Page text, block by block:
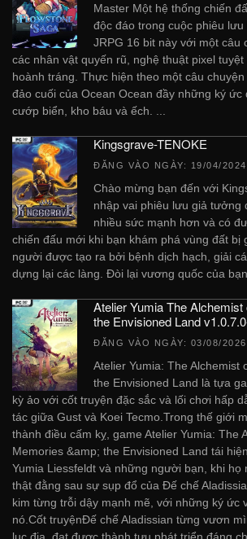
Master Một hệ thống chiến
độc đáo trong cuộc phiêu
JRPG 16 bit này với một câu
các nhân vật quyến rũ, nghệ thuật pixel
hoành tráng. Thực hiện theo một câu
đảo cuối của Ocean Ocean đầy những ký ức
cướp biển, kho báu và ếch. ...
Kingsgrave-TENOKE
ĐĂNG VÀO NGÀY: 19/04/2024
Chào mừng bạn đến với
nhập vai phiêu lưu giả tưởng
nhiều sức mạnh hơn và có
chiến đấu mới khi bạn khám phá vùng đất bị
người được tạo ra bởi bệnh dịch hạch, giải
dựng lại các làng. Đòi lại vương quốc của bạn!
Atelier Yumia The
the Envisioned Land
ĐĂNG VÀO NGÀY: 03/08/2026
Atelier Yumia: The Alchemist
the Envisioned Land là tựa
kỳ ảo với cốt truyện đặc sắc và lối chơi hấp
tác giữa Gust và Koei Tecmo.Trong thế giới
thành điều cấm kỵ, game Atelier Yumia: The
Memories &amp; the Envisioned Land tái
Yumia Liessfeldt và những người bạn, khi họ
thật đằng sau sự sụp đổ của Đế chế
kim từng trỗi dậy mạnh mẽ, với những ký ức
nó.Cốt truyệnĐế chế Aladissian từng vươn
lục địa, đạt được thành tựu phát triển đáng